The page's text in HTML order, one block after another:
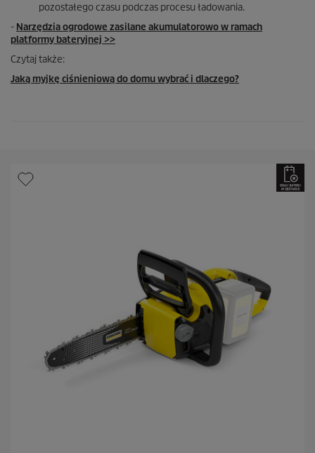
pozostałego czasu podczas procesu ładowania.
- Narzędzia ogrodowe zasilane akumulatorowo w ramach
platformy bateryjnej >>
Czytaj także:
Jaką myjkę ciśnieniową do domu wybrać i dlaczego?